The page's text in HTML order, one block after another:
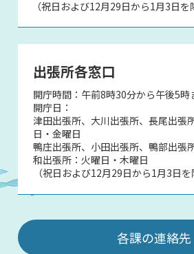
（祝日および12月29日から1月3日を
出張所各窓口
開庁時間：午前8時30分から午後5時
開庁日：
津田出張所、大川出張所、長尾出張
日・金曜日
鴨庄出張所、小田出張所、鴨部出張
和出張所：火曜日・木曜日
（祝日および12月29日から1月3日を
各課の連絡先